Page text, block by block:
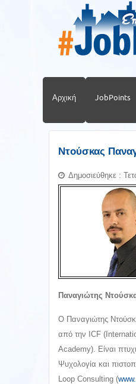
Αρχική JobPoints
Ντούσκας
Δημοσιεύθηκε :
Παναγιώτης
Ο Παναγιώτης
από την ICF
Academy). Είναι
Ψυχολογία και
Loop Consulting (